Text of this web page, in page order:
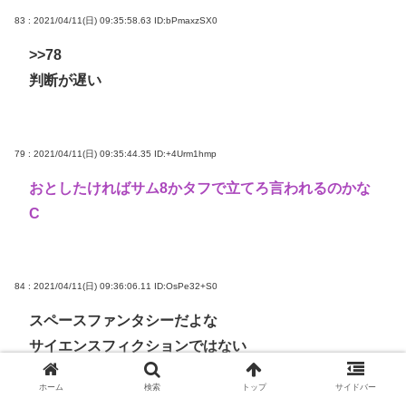
83 : 2021/04/11(日) 09:35:58.63 ID:bPmaxzSX0
>>78
判断が遅い
79 : 2021/04/11(日) 09:35:44.35 ID:+4Urm1hmp
おとしたければサム8かタフで立てろ言われるのかな
C
84 : 2021/04/11(日) 09:36:06.11 ID:OsPe32+S0
スペースファンタシーだよな
サイエンスフィクションではない
ホーム 検索 トップ サイドバー